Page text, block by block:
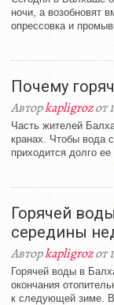
ночи, а возобновят
опрессовка и
Почему
Авторkapligrozот
Часть жителей
кранах. Чтобы вода
приходится долго
Горячей
середины
Авторkapligrozот
Горячей воды в
окончания
к следующей зиме.